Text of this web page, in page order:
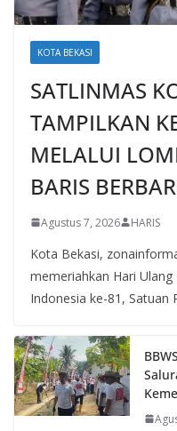
KOTA BEKASI
SATLINMAS
TAMPILKAN
MELALUI
BARIS
Agustus 7, 2026 HARIS
Kota Bekasi,
memeriahkan Hari
Indonesia ke-81, Satuan